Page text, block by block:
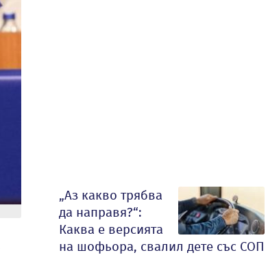
„Аз какво трябва
да направя?“:
Каква е версията
на шофьора, свалил дете със СОП